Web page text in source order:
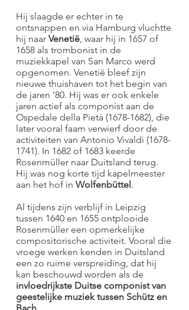
Hij slaagde er echter in te
ontsnappen en via Hamburg vluchtte
hij naar Venetië, waar hij in 1657 of
1658 als trombonist in de
muziekkapel van San Marco werd
opgenomen. Venetië bleef zijn
nieuwe thuishaven tot het begin van
de jaren ’80. Hij was er ook enkele
jaren actief als componist aan de
Ospedale della Pietà (1678-1682), die
later vooral faam verwierf door de
activiteiten van Antonio Vivaldi (1678-
1741). In 1682 of 1683 keerde
Rosenmüller naar Duitsland terug.
Hij was nog korte tijd kapelmeester
aan het hof in Wolfenbüttel.
Al tijdens zijn verblijf in Leipzig
tussen 1640 en 1655 ontplooide
Rosenmüller een opmerkelijke
compositorische activiteit. Vooral die
vroege werken kenden in Duitsland
een zo ruime verspreiding, dat hij
kan beschouwd worden als de
invloedrijkste Duitse componist van
geestelijke muziek tussen Schütz en